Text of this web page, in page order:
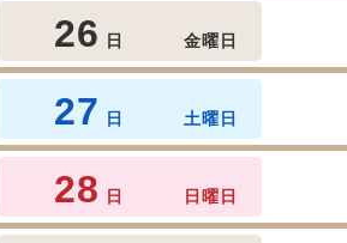
26 日 金曜日
27 日 土曜日
28 日 日曜日